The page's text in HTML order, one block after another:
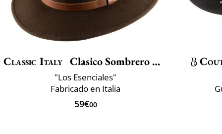
Classic Italy Clasico Sombrero De Viaje
"Los Esenciales"
Fabricado en Italia
59€00